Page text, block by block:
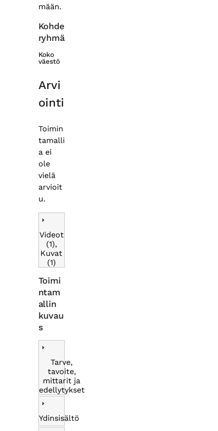
mään.
Kohde
ryhmä
Koko
väestö
Arvi
ointi
Toimin
tamalli
a ei
ole
vielä
arvioit
u.
Videot
(1),
Kuvat
(1)
Toimi
ntam
allin
kuvau
s
Tarve,
tavoite,
mittarit ja
edellytykset
Ydinsisältö